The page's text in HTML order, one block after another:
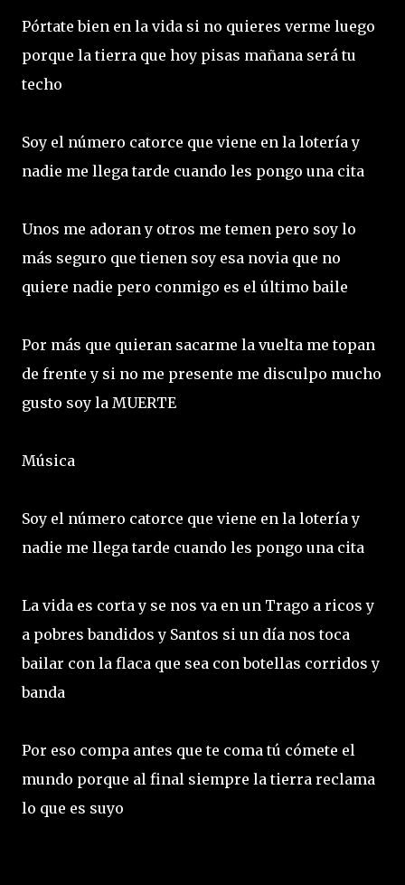
Pórtate bien en la vida si no quieres verme luego
porque la tierra que hoy pisas mañana será tu
techo
Soy el número catorce que viene en la lotería y
nadie me llega tarde cuando les pongo una cita
Unos me adoran y otros me temen pero soy lo
más seguro que tienen soy esa novia que no
quiere nadie pero conmigo es el último baile
Por más que quieran sacarme la vuelta me topan
de frente y si no me presente me disculpo mucho
gusto soy la MUERTE
Música
Soy el número catorce que viene en la lotería y
nadie me llega tarde cuando les pongo una cita
La vida es corta y se nos va en un Trago a ricos y
a pobres bandidos y Santos si un día nos toca
bailar con la flaca que sea con botellas corridos y
banda
Por eso compa antes que te coma tú cómete el
mundo porque al final siempre la tierra reclama
lo que es suyo